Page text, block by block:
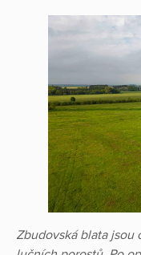
Zbudovská blata jsou